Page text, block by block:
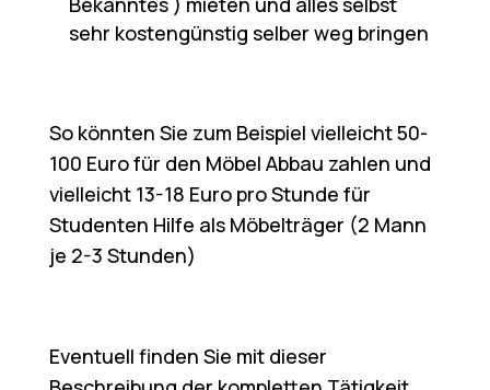
sehr kostengünstig selber weg bringen
So könnten Sie zum Beispiel vielleicht 50-
100 Euro für den Möbel Abbau zahlen und
vielleicht 13-18 Euro pro Stunde für
Studenten Hilfe als Möbelträger (2 Mann
je 2-3 Stunden)
Eventuell finden Sie mit dieser